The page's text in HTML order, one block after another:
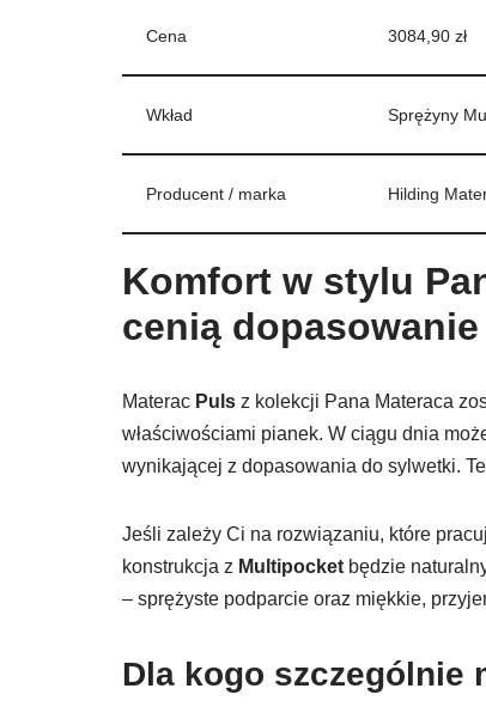
Cena 3084,90 zł
Wkład Sprężyny
Producent / marka Hilding
Komfort w stylu
cenią dopasowanie
Materac Puls z kolekcji Pana Materaca
właściwościami pianek. W ciągu dnia
wynikającej z dopasowania do sylwetki.
Jeśli zależy Ci na rozwiązaniu, które
konstrukcja z Multipocket będzie
– sprężyste podparcie oraz miękkie,
Dla kogo szczególnie